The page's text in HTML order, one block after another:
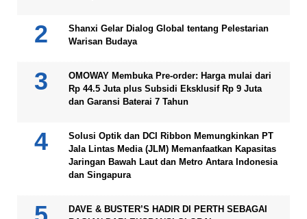
Shanxi Gelar Dialog Global tentang Pelestarian
Warisan Budaya
OMOWAY Membuka Pre-order: Harga mulai dari
Rp 44.5 Juta plus Subsidi Eksklusif Rp 9 Juta
dan Garansi Baterai 7 Tahun
Solusi Optik dan DCI Ribbon Memungkinkan PT
Jala Lintas Media (JLM) Memanfaatkan Kapasitas
Jaringan Bawah Laut dan Metro Antara Indonesia
dan Singapura
DAVE & BUSTER’S HADIR DI PERTH SEBAGAI